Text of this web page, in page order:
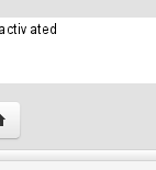
dieses